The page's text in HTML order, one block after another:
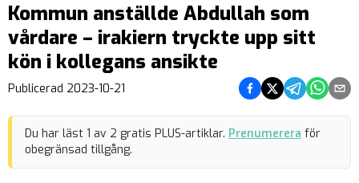
Kommun anställde Abdullah som
vårdare – irakiern tryckte upp sitt
kön i kollegans ansikte
Publicerad 2023-10-21 Dela på Facebook
Dela på Twitter
Dela påDela på
Dela
Du har läst 1 av 2 gratis PLUS-artiklar. Prenumerera för
obegränsad tillgång.